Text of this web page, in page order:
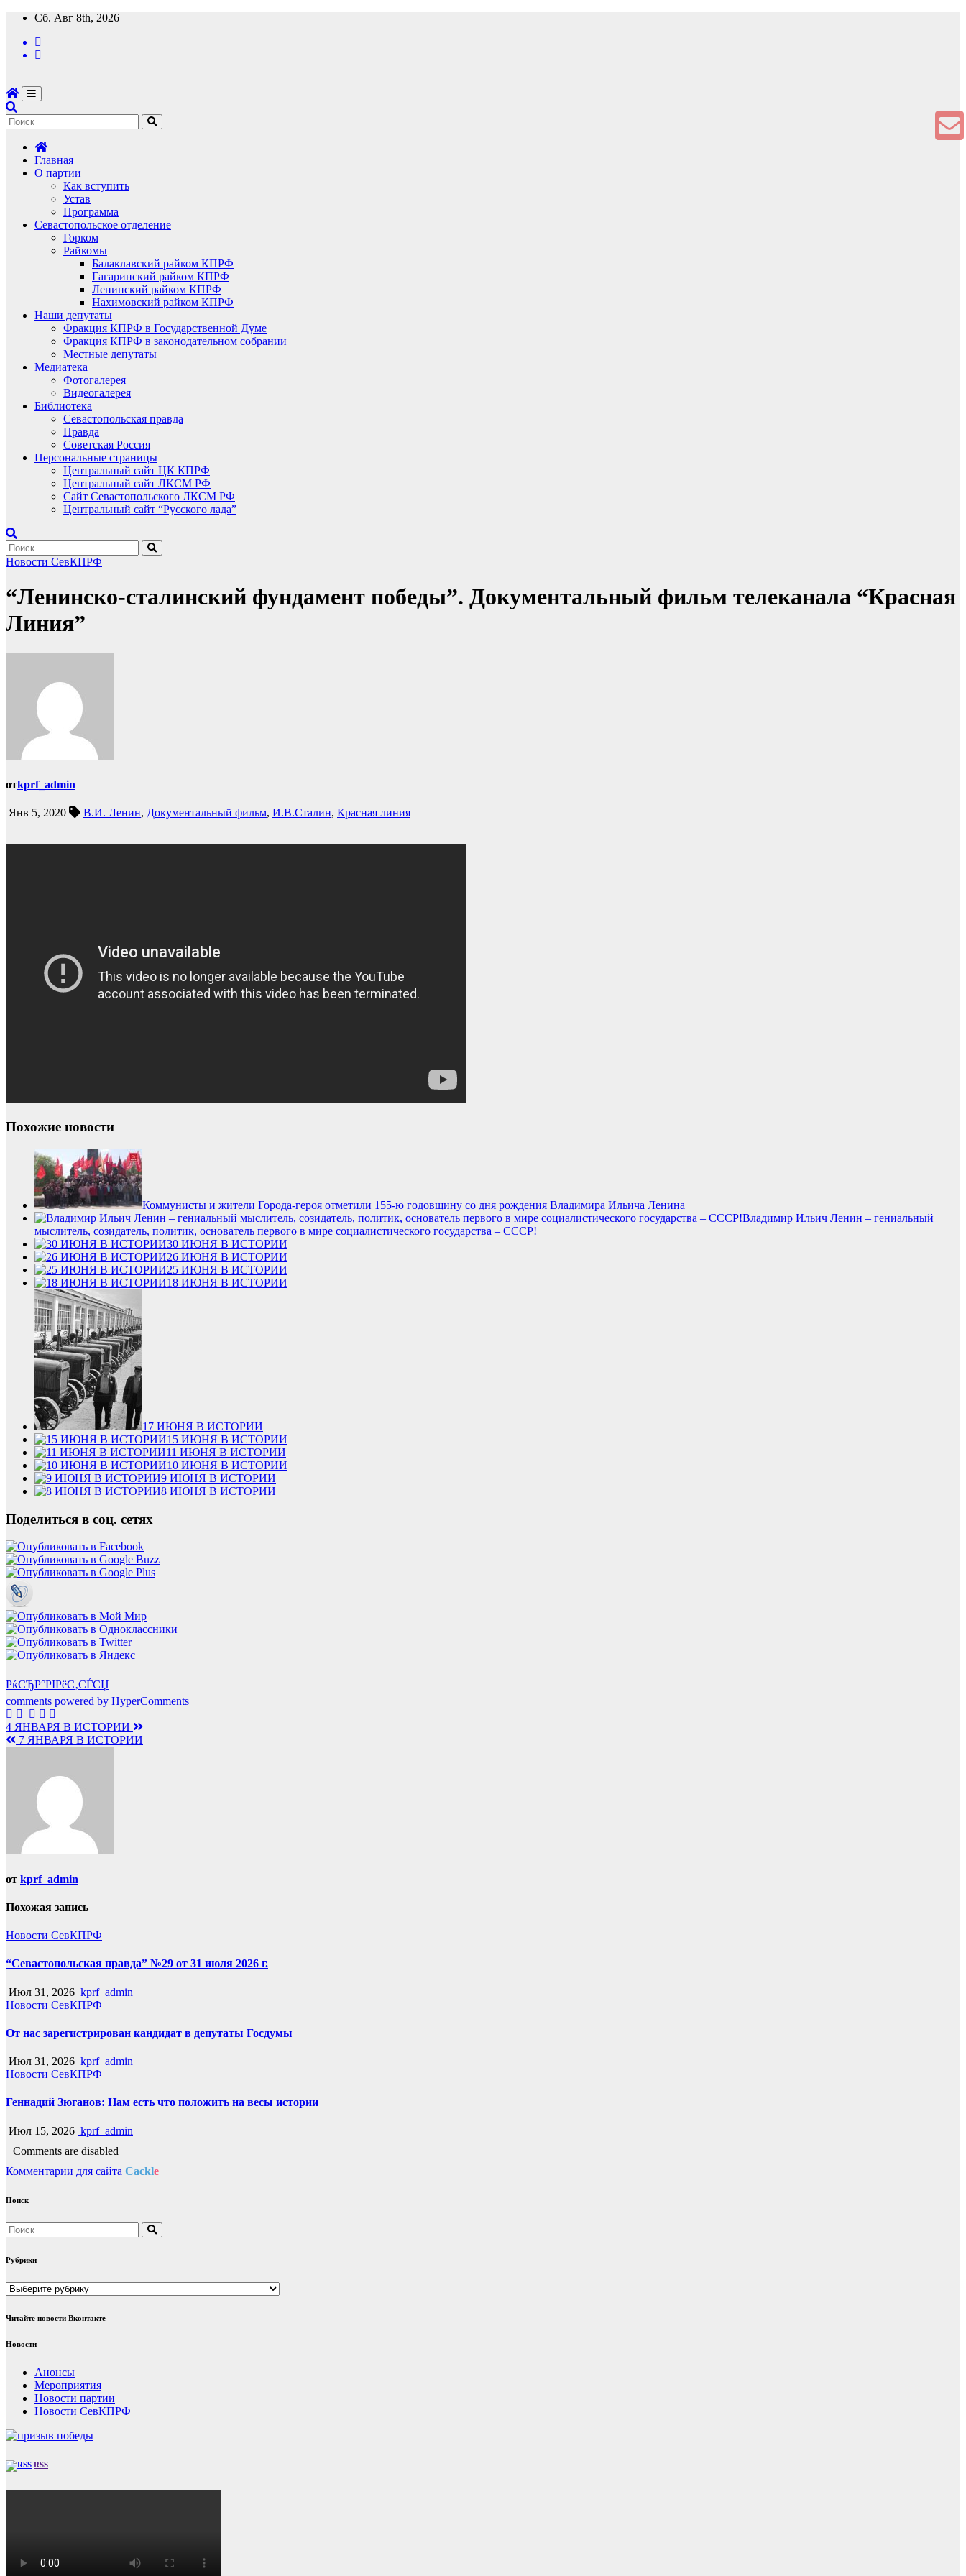
Перейти
содержимому
Сб. Авг 8th, 2026
Главная
О партии
Как вступить
Устав
Программа
Севастопольское отделение
Горком
Райкомы
Балаклавский райком КПРФ
Гагаринский райком КПРФ
Ленинский райком КПРФ
Нахимовский райком КПРФ
Наши депутаты
Фракция КПРФ в Государственной Думе
Фракция КПРФ в законодательном собрании
Местные депутаты
Медиатека
Фотогалерея
Видеогалерея
Библиотека
Севастопольская правда
Правда
Советская Россия
Персональные страницы
Центральный сайт ЦК КПРФ
Центральный сайт ЛКСМ РФ
Сайт Севастопольского ЛКСМ РФ
Центральный сайт “Русского лада”
Новости СевКПРФ
“Ленинско-сталинский фундамент победы”. Документальный фильм телеканала “Красная
Линия”
отkprf_admin
Янв 5, 2020 В.И. Ленин, Документальный фильм, И.В.Сталин, Красная линия
Похожие новости
Коммунисты и жители Города-героя отметили 155-ю годовщину со дня рождения Владимира Ильича Ленина
Владимир Ильич Ленин – гениальный
мыслитель, созидатель, политик, основатель первого в мире социалистического государства – СССР!
30 ИЮНЯ В ИСТОРИИ
26 ИЮНЯ В ИСТОРИИ
25 ИЮНЯ В ИСТОРИИ
18 ИЮНЯ В ИСТОРИИ
17 ИЮНЯ В ИСТОРИИ
15 ИЮНЯ В ИСТОРИИ
11 ИЮНЯ В ИСТОРИИ
10 ИЮНЯ В ИСТОРИИ
9 ИЮНЯ В ИСТОРИИ
8 ИЮНЯ В ИСТОРИИ
Поделиться в соц. сетях
РќСЂР°РІРёС‚СЃСЏ
comments powered by HyperComments
Навигация
по
4 ЯНВАРЯ В ИСТОРИИ
7 ЯНВАРЯ В ИСТОРИИ
от kprf_admin
Похожая запись
Новости СевКПРФ
“Севастопольская правда” №29 от 31 июля 2026 г.
Июл 31, 2026 kprf_admin
Новости СевКПРФ
От нас зарегистрирован кандидат в депутаты Госдумы
Июл 31, 2026 kprf_admin
Новости СевКПРФ
Геннадий Зюганов: Нам есть что положить на весы истории
Июл 15, 2026 kprf_admin
Comments are disabled
Комментарии для сайта Cackle
Поиск
Рубрики
Рубрики
Читайте новости Вконтакте
Новости
Анонсы
Мероприятия
Новости партии
Новости СевКПРФ
RSS